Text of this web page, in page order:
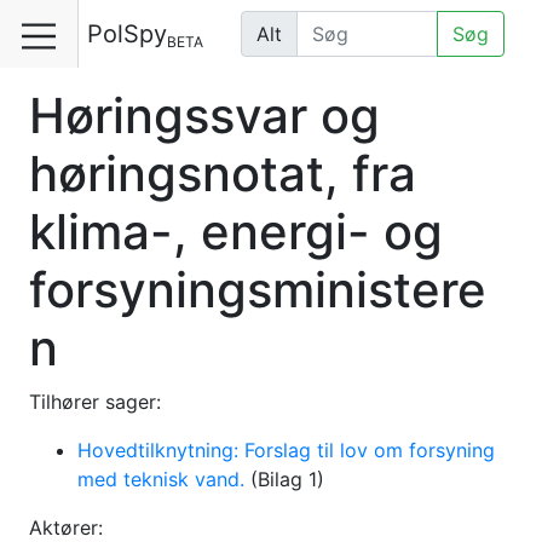
PolSpyBETA Alt Søg
Høringssvar og
høringsnotat, fra
klima-, energi- og
forsyningsministere
n
Tilhører sager:
Hovedtilknytning: Forslag til lov om forsyning
med teknisk vand. (Bilag 1)
Aktører: